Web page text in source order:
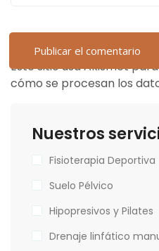
Este sitio usa Akismet
cómo se procesan los
Nuestros
Fisioterapia Deportiva
Suelo Pélvico
Hipopresivos y Pilates
Drenaje linfático